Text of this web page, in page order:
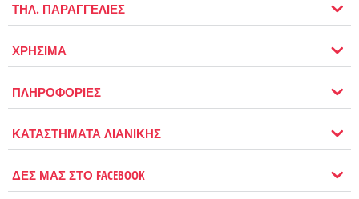
ΤΗΛ. ΠΑΡΑΓΓΕΛΙΕΣ
ΧΡΗΣΙΜΑ
ΠΛΗΡΟΦΟΡΙΕΣ
ΚΑΤΑΣΤΗΜΑΤΑ ΛΙΑΝΙΚΗΣ
ΔΕΣ ΜΑΣ ΣΤΟ FACEBOOK